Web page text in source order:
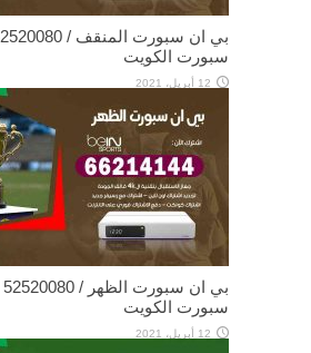
سبورت الكويت
12 أبريل، 2021
سبورت الكويت
12 أبريل، 2021